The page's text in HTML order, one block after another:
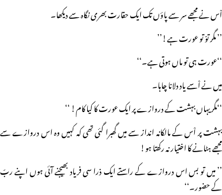
اْس نے مجھے سر سے پاؤں تک ایک حقارت بھری نگاہ سے دیکھا۔
’’ مگر توْ تو عورت ہے!’’
‘‘عورت ہی تو ماں ہوتی ہے۔‘‘
میں نے اْسے یاد دلانا چاہا۔
‘‘مگر یہاں بہشت کے دروازے پر ایک عورت کا کیا کام! ‘‘
بہشت پر اْس کے مالکانہ انداز سے میں گھبرا گئی تھی کہ کہیں وہ اس دروازے سے
مجھے ہٹانے کا اختیار نہ رکھتا ہو!
’’ میں تو بس اس دروازے کے راستے ایک ذرا سی فریاد بھیجنے آئی ہوں اپنے ربّ
کے حضور۔‘‘